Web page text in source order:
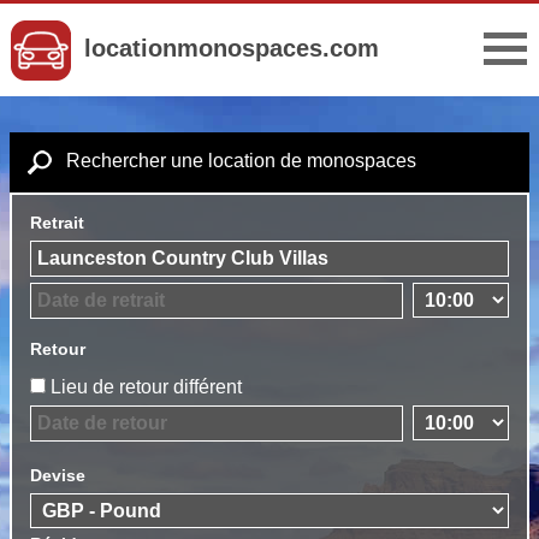
locationmonospaces.com
Rechercher une location de monospaces
Retrait
Retour
Lieu de retour différent
Devise